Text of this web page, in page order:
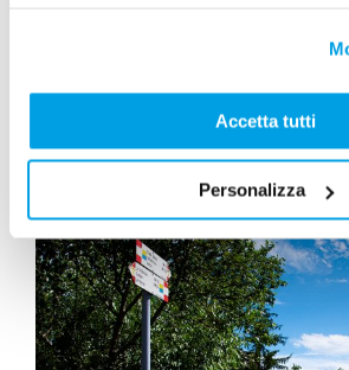
Accetta tutti
Personalizza